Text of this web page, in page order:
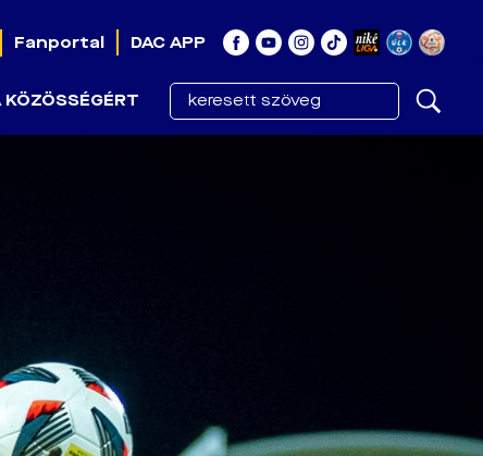
Fanportal DAC APP
KÖZÖSSÉGÉRT